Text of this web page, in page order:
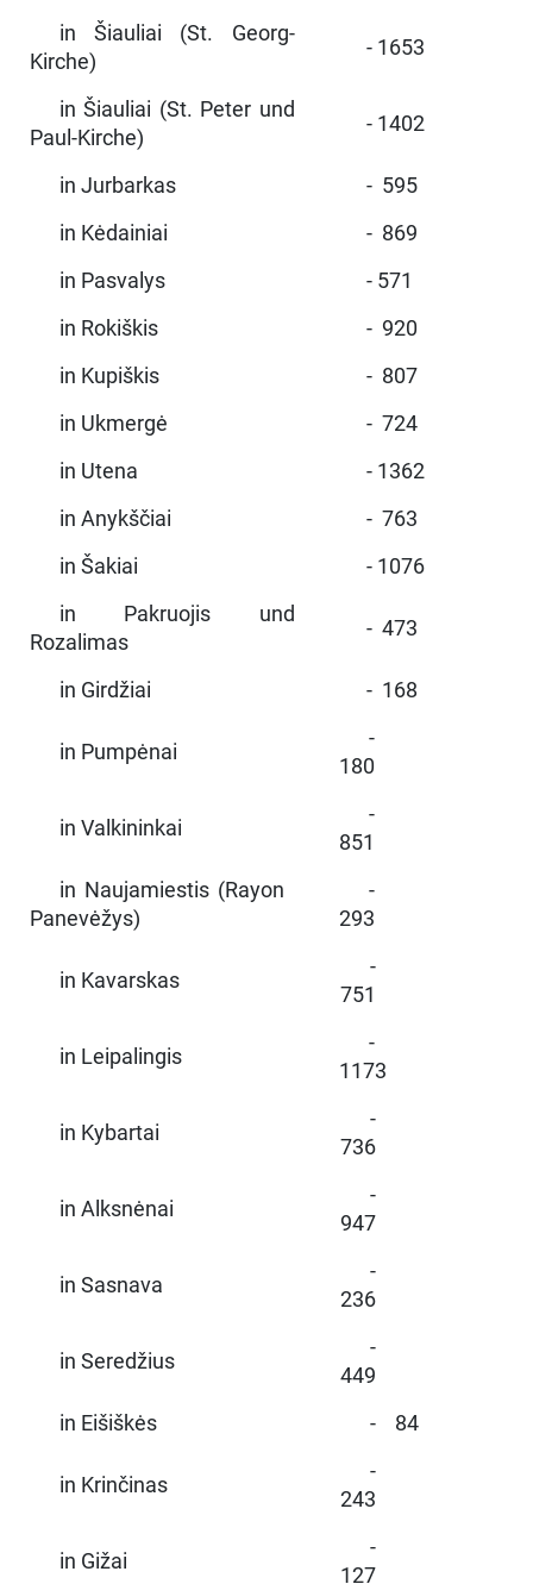
in Šiauliai (St. Georg-
Kirche)
- 1653
in Šiauliai (St. Peter und
Paul-Kirche)
- 1402
in Jurbarkas
- 595
in Kėdainiai
- 869
in Pasvalys
- 571
in Rokiškis
- 920
in Kupiškis
- 807
in Ukmergė
- 724
in Utena
- 1362
in Anykščiai
- 763
in Šakiai
- 1076
in Pakruojis und
Rozalimas
- 473
in Girdžiai - 168
in Pumpėnai
-
180
in Valkininkai
-
851
in Naujamiestis (Rayon
Panevėžys)
-
293
in Kavarskas
-
751
in Leipalingis
-
1173
in Kybartai
-
736
in Alksnėnai
-
947
in Sasnava
-
236
in Seredžius
-
449
in Eišiškės
- 84
in Krinčinas
-
243
in Gižai
-
127